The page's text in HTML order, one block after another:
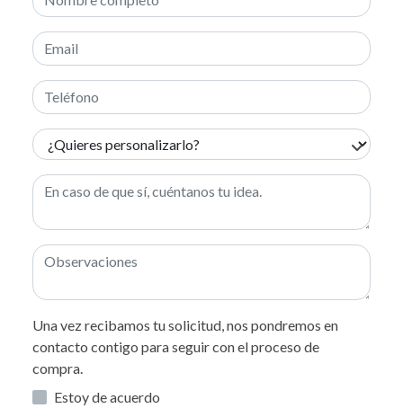
Una vez recibamos tu solicitud, nos pondremos en
contacto contigo para seguir con el proceso de
compra.
Estoy de acuerdo